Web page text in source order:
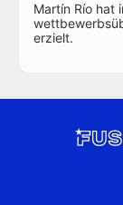
Martín Río hat
erzielt.